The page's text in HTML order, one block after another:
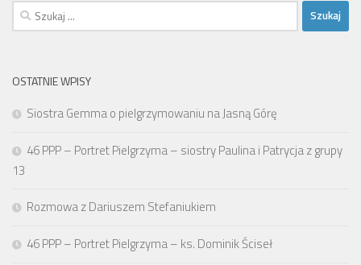
Szukaj:
OSTATNIE WPISY
Siostra Gemma o pielgrzymowaniu na Jasną Górę
46 PPP – Portret Pielgrzyma – siostry Paulina i Patrycja z grupy
13
Rozmowa z Dariuszem Stefaniukiem
46 PPP – Portret Pielgrzyma – ks. Dominik Ściseł